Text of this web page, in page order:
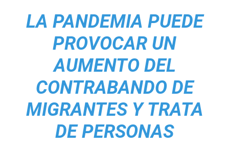
LA PANDEMIA PUEDE
PROVOCAR UN
AUMENTO DEL
CONTRABANDO DE
MIGRANTES Y TRATA
DE PERSONAS